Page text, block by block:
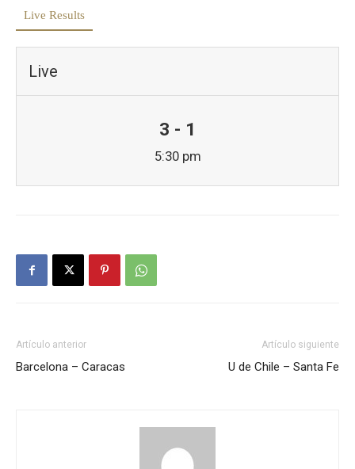
Live Results
Live
3 - 1
5:30 pm
Artículo anterior
Barcelona – Caracas
Artículo siguiente
U de Chile – Santa Fe